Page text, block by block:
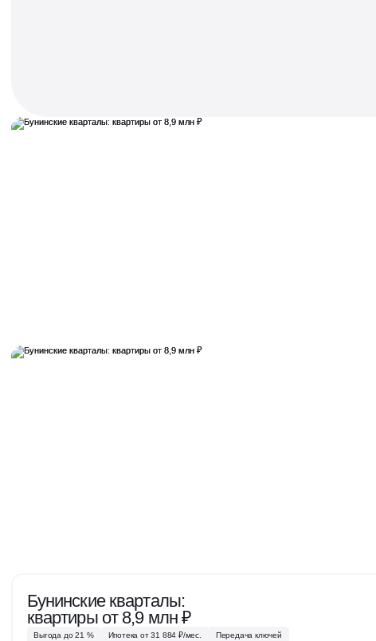
Бунинские кварталы:
квартиры от 8,9 млн ₽
Выгода до 21 % Ипотека от 31 884 ₽/мес. Передача ключей